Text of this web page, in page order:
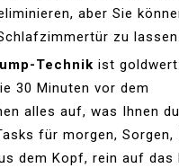
aber Sie
zu lassen.
Technik ist goldwert:
30 Minuten vor dem
alles auf, was Ihnen
für morgen, Sorgen,
dem Kopf, rein auf das